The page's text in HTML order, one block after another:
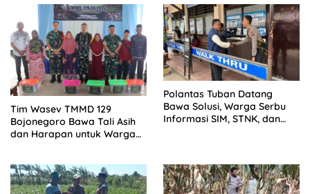
Tim Wasev TMMD 129
Bojonegoro Bawa Tali Asih
dan Harapan untuk Warga
Polantas Tuban Datang
Bawa Solusi, Warga Serbu
Informasi SIM, STNK, dan